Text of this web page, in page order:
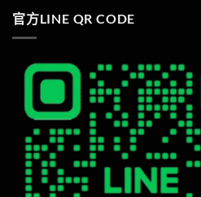
官方LINE QR CODE